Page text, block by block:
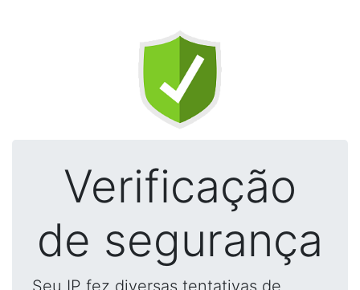
Verificação
de segurança
Seu IP fez diversas tentativas de